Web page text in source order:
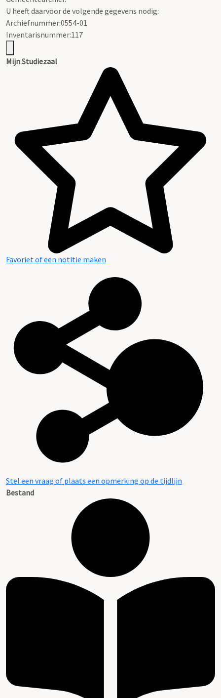
U heeft daarvoor de volgende gegevens nodig:
Archiefnummer:0554-01
Inventarisnummer:117
Mijn Studiezaal
Favoriet of een notitie maken
Stel een vraag of plaats een opmerking op de tijdlijn
Bestand